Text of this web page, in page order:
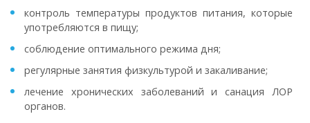
контроль температуры продуктов питания, которые
употребляются в пищу;
соблюдение оптимального режима дня;
регулярные занятия физкультурой и закаливание;
лечение хронических заболеваний и санация ЛОР
органов.